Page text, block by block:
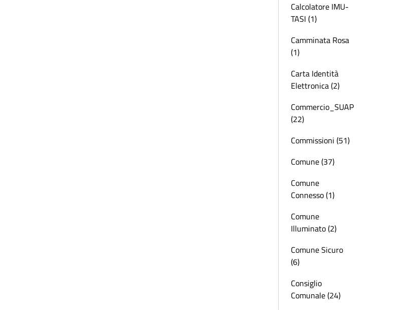
Calcolatore IMU-
TASI (1)
Camminata Rosa
(1)
Carta Identità
Elettronica (2)
Commercio_SUAP
(22)
Commissioni (51)
Comune (37)
Comune
Connesso (1)
Comune
Illuminato (2)
Comune Sicuro
(6)
Consiglio
Comunale (24)